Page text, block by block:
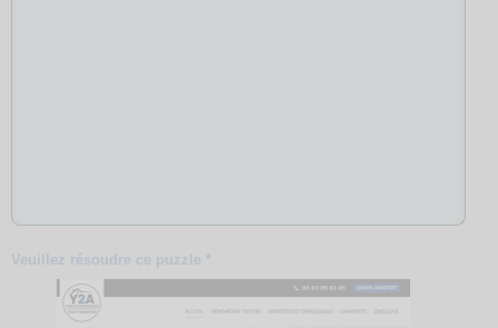
Veuillez résoudre ce puzzle *